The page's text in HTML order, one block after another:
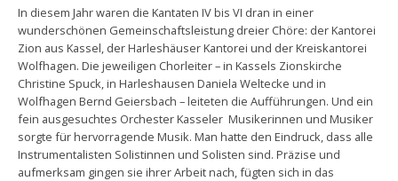
In diesem Jahr waren die Kantaten IV bis VI dran in einer
wunderschönen Gemeinschaftsleistung dreier Chöre: der Kantorei
Zion aus Kassel, der Harleshäuser Kantorei und der Kreiskantorei
Wolfhagen. Die jeweiligen Chorleiter – in Kassels Zionskirche
Christine Spuck, in Harleshausen Daniela Weltecke und in
Wolfhagen Bernd Geiersbach – leiteten die Aufführungen. Und ein
fein ausgesuchtes Orchester Kasseler Musikerinnen und Musiker
sorgte für hervorragende Musik. Man hatte den Eindruck, dass alle
Instrumentalisten Solistinnen und Solisten sind. Präzise und
aufmerksam gingen sie ihrer Arbeit nach, fügten sich in das